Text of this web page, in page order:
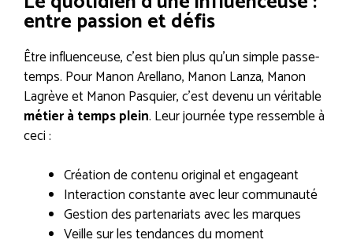
entre passion et défis
Être influenceuse, c’est bien plus qu’un simple passe-
temps. Pour Manon Arellano, Manon Lanza, Manon
Lagrève et Manon Pasquier, c’est devenu un véritable
métier à temps plein. Leur journée type ressemble à
ceci :
Création de contenu original et engageant
Interaction constante avec leur communauté
Gestion des partenariats avec les marques
Veille sur les tendances du moment